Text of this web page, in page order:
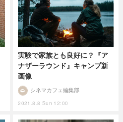
実験で家族とも良好に？『ア
ナザーラウンド』キャンプ新
画像
2021.8.8 Sun 12:00
シネマカフェ編集部